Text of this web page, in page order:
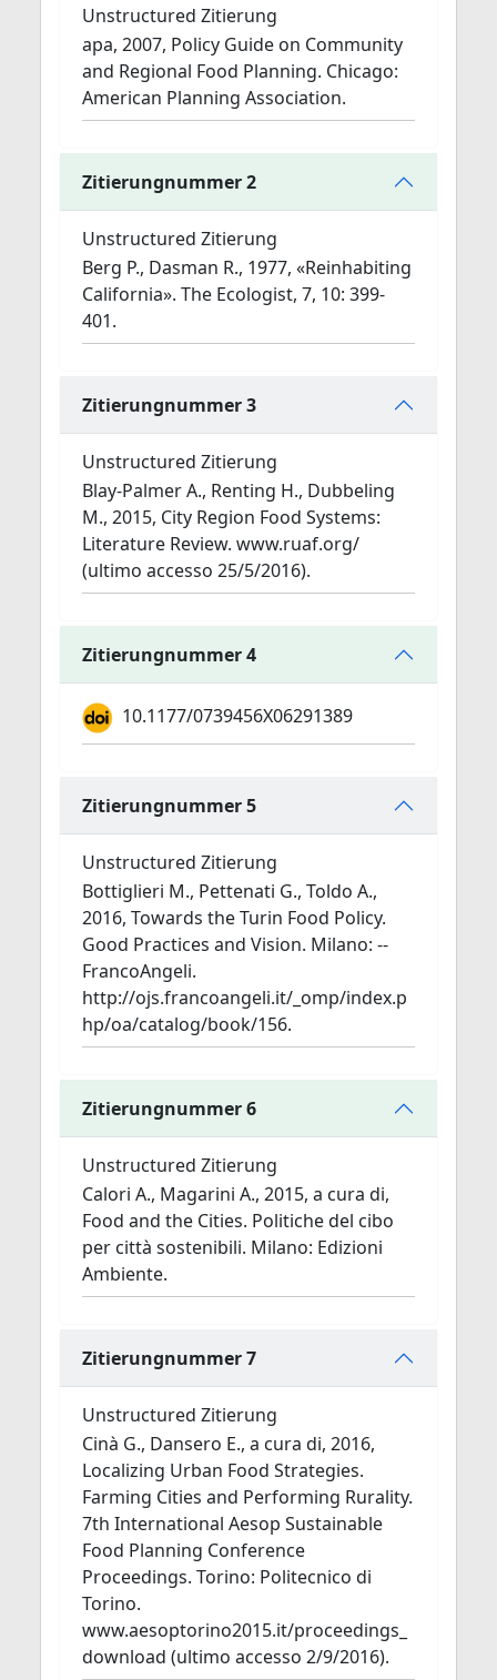
Unstructured Zitierung
apa, 2007, Policy Guide on Community
and Regional Food Planning. Chicago:
American Planning Association.
Zitierungnummer 2
Unstructured Zitierung
Berg P., Dasman R., 1977, «Reinhabiting
California». The Ecologist, 7, 10: 399-
401.
Zitierungnummer 3
Unstructured Zitierung
Blay-Palmer A., Renting H., Dubbeling
M., 2015, City Region Food Systems:
Literature Review. www.ruaf.org/
(ultimo accesso 25/5/2016).
Zitierungnummer 4
10.1177/0739456X06291389
Zitierungnummer 5
Unstructured Zitierung
Bottiglieri M., Pettenati G., Toldo A.,
2016, Towards the Turin Food Policy.
Good Practices and Vision. Milano: --
FrancoAngeli.
http://ojs.francoangeli.it/_omp/index.p
hp/oa/catalog/book/156.
Zitierungnummer 6
Unstructured Zitierung
Calori A., Magarini A., 2015, a cura di,
Food and the Cities. Politiche del cibo
per città sostenibili. Milano: Edizioni
Ambiente.
Zitierungnummer 7
Unstructured Zitierung
Cinà G., Dansero E., a cura di, 2016,
Localizing Urban Food Strategies.
Farming Cities and Performing Rurality.
7th International Aesop Sustainable
Food Planning Conference
Proceedings. Torino: Politecnico di
Torino.
www.aesoptorino2015.it/proceedings_
download (ultimo accesso 2/9/2016).